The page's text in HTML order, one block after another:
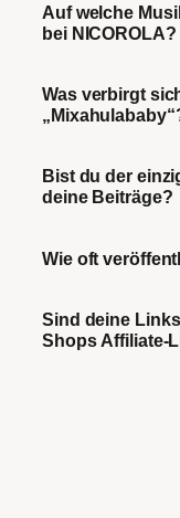
Auf welche
bei NICOROLA?
Was verbirgt
Bist du der
deine Beiträge?
Wie oft
Sind deine
Shops Affiliate-